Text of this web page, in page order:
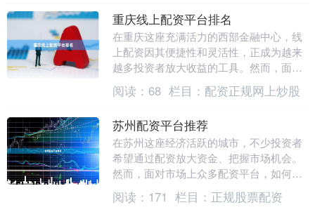
重庆线上配资平台排名
在重庆这座充满活力的西部金融中心，线
上配资因其便捷性和灵活性，正成为越来
越多投资者放大收益的工具。然而，面对
市场上众多的平台，如何筛选出正规、安
全、服务优质的配....
阅读： 68 栏目： 配资正规网上炒股
苏州配资平台推荐
在苏州这座经济活跃的城市，不少投资者
希望通过配资放大资金、把握市场机会。
然而，面对市场上众多配资平台，如何选
择一家安全、合规、服务优质的平台，成
为投资者最关心的....
阅读： 171 栏目： 正规股票配资